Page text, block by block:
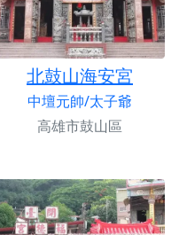
北鼓山海安宮
中壇元帥/太子爺
高雄市鼓山區